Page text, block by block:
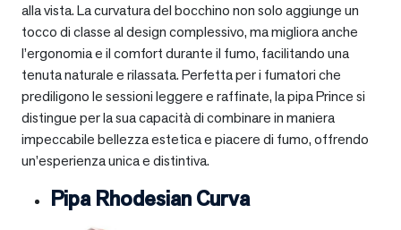
alla vista. La curvatura del bocchino non solo aggiunge un
tocco di classe al design complessivo, ma migliora anche
l’ergonomia e il comfort durante il fumo, facilitando una
tenuta naturale e rilassata. Perfetta per i fumatori che
prediligono le sessioni leggere e raffinate, la pipa Prince si
distingue per la sua capacità di combinare in maniera
impeccabile bellezza estetica e piacere di fumo, offrendo
un’esperienza unica e distintiva.
Pipa Rhodesian Curva